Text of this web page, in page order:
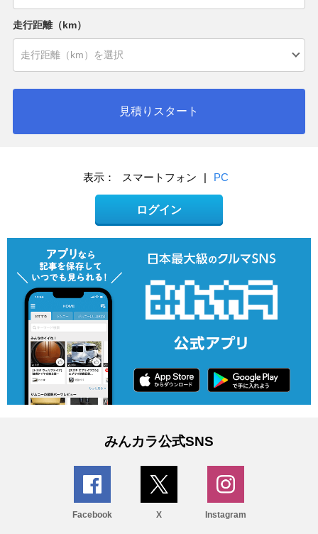
走行距離（km）
見積りスタート
表示： スマートフォン | PC
ログイン
みんカラ公式SNS
Facebook X Instagram